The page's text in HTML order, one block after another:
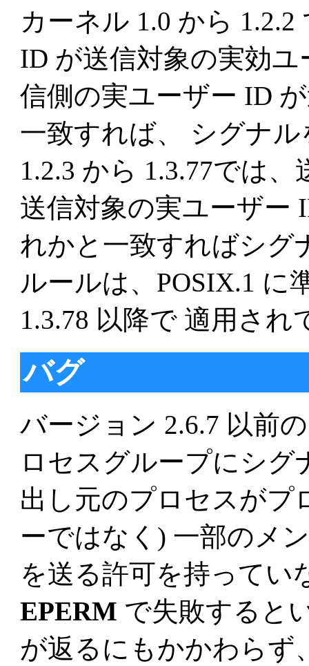
カーネル 1.0 から
ID が送信対象の実効
信側の実ユーザー ID
一致すれば、 シグナ
1.2.3 から 1.3.77では
送信対象の実ユーザー
れかと一致すればシグ
ルールは、POSIX.1 に
1.3.78 以降で 適用さ
バグ
バージョン 2.6.7 以前
ロセスグループにシ
出し元のプロセスがプ
ーではなく) 一部のメ
を送る許可を持ってい
EPERM で失敗すると
が返るにもかかわらず